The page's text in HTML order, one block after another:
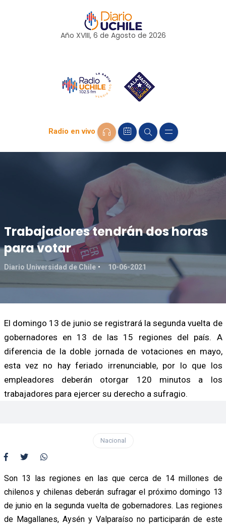
Año XVIII, 6 de Agosto de 2026
Radio en vivo
Trabajadores tendrán dos horas
para votar
Diario Universidad de Chile 10-06-2021
El domingo 13 de junio se registrará la segunda vuelta de
gobernadores en 13 de las 15 regiones del país. A
diferencia de la doble jornada de votaciones en mayo,
esta vez no hay feriado irrenunciable, por lo que los
empleadores deberán otorgar 120 minutos a los
trabajadores para ejercer su derecho a sufragio.
Nacional
Son 13 las regiones en las que cerca de 14 millones de
chilenos y chilenas deberán sufragar el próximo domingo 13
de junio en la segunda vuelta de gobernadores. Las regiones
de Magallanes, Aysén y Valparaíso no participarán de este